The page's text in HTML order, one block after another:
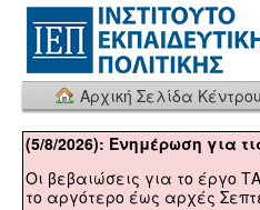
Αρχική Σελίδα
(5/8/2026): Ενημέρωση για
Οι βεβαιώσεις για το έργο
το αργότερο έως αρχές